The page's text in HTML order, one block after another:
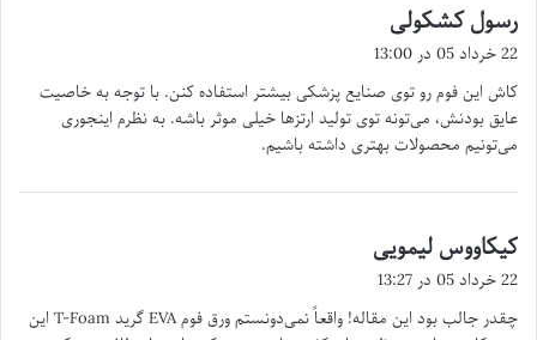
رسول کشکولی
ف
22 خرداد 05 در 13:00
کاش این فوم رو توی صنایع پزشکی بیشتر استفاده کنن. با توجه به خاصیت
عایق بودنش، می‌تونه توی تولید ارتزها خیلی موثر باشه. به نظرم اینجوری
می‌تونیم محصولات بهتری داشته باشیم.
کیکاووس لیمویی
:
22 خرداد 05 در 13:27
چقدر جالب بود این مقاله! واقعاً نمی‌دونستم ورق فوم EVA گرید T-Foam این